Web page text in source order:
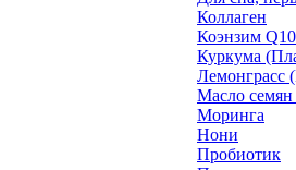
Коллаген
Коэнзим Q10
Куркума
Лемонграсс
Масло
Моринга
Нони
Пробиотик